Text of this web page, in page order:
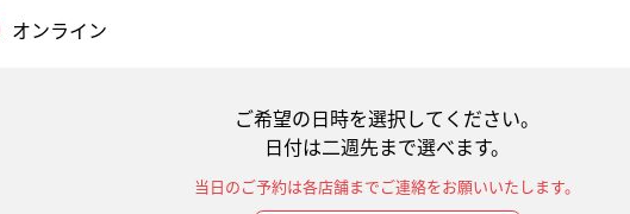
オンライン
ご希望の日時を選択してください。
日付は二週先まで選べます。
当日のご予約は各店舗までご連絡をお願いいたします。